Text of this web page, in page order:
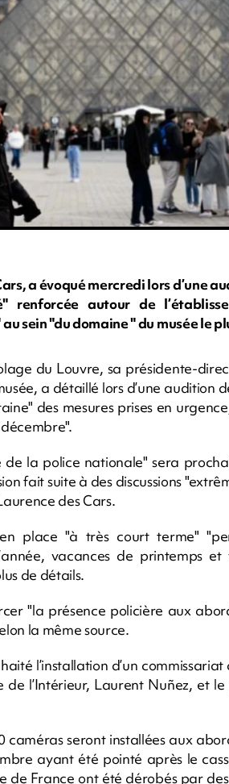
a évoqué mercredi lors d’une
autour de
sein "du domaine " du musée le
du Louvre, sa présidente-
a détaillé lors d’une audition
des mesures prises en
la police nationale" sera
fait suite à des discussions
des Cars.
place "à très court terme"
vacances de printemps et
de détails.
"la présence policière aux
la même source.
l’installation d’un
l’Intérieur, Laurent Nuñez, et
seront installées aux
ayant été pointé après le
de France ont été dérobés par